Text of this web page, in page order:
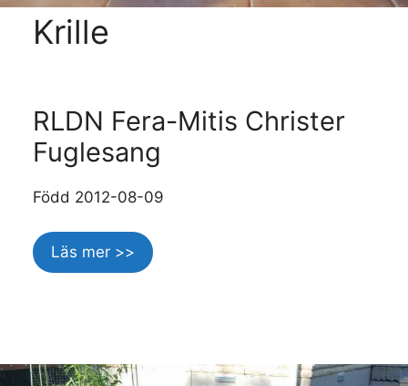
Krille
RLDN Fera-Mitis Christer
Fuglesang
Född 2012-08-09
Läs mer >>